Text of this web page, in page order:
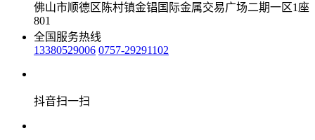
佛山市顺德区陈村镇金锠国际金属交易广场二期一区1座
801
全国服务热线
13380529006 0757-29291102
抖音扫一扫